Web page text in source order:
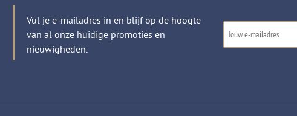
Vul je e-mailadres in en blijf op de hoogte
van al onze huidige promoties en
nieuwigheden.